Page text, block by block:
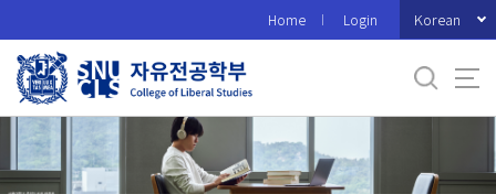
로
메
Home Login Korean